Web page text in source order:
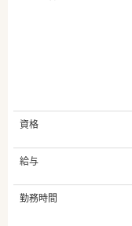
資格
給与
勤務時間